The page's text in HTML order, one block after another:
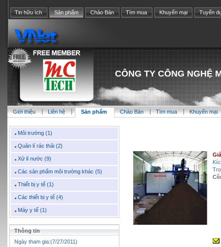
Tin hữu ích Sản phẩm Chào Bán Tìm mua Khuyến mại Tuyển
CÔNG TY CÔNG NGHỆ
Giới thiệu Liên hệ Sản phẩm Chào Bán Tìm mua Khuyến mại
Môi trường (1)
Quản lí rác thải (2)
Xử lí nước (9)
Các sản phẩm môi trường khác (5)
Thiết bị y tế (1)
Các thiết bị y tế (4)
Máy y tế (1)
Thông tin
Ngày tham gia:(7/27/2011)